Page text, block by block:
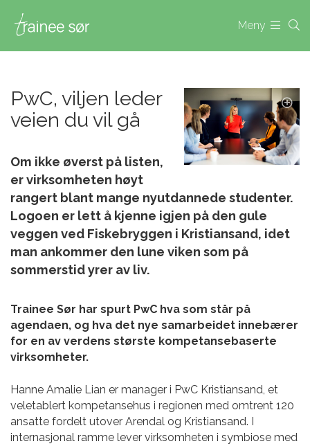
Meny
PwC, viljen leder
veien du vil gå
Om ikke øverst på listen,
er virksomheten høyt
rangert blant mange nyutdannede studenter.
Logoen er lett å kjenne igjen på den gule
veggen ved Fiskebryggen i Kristiansand, idet
man ankommer den lune viken som på
sommerstid yrer av liv.
Trainee Sør har spurt PwC hva som står på
agendaen, og hva det nye samarbeidet innebærer
for en av verdens største kompetansebaserte
virksomheter.
Hanne Amalie Lian er manager i PwC Kristiansand, et
veletablert kompetansehus i regionen med omtrent 120
ansatte fordelt utover Arendal og Kristiansand. I
internasjonal ramme lever virksomheten i symbiose med